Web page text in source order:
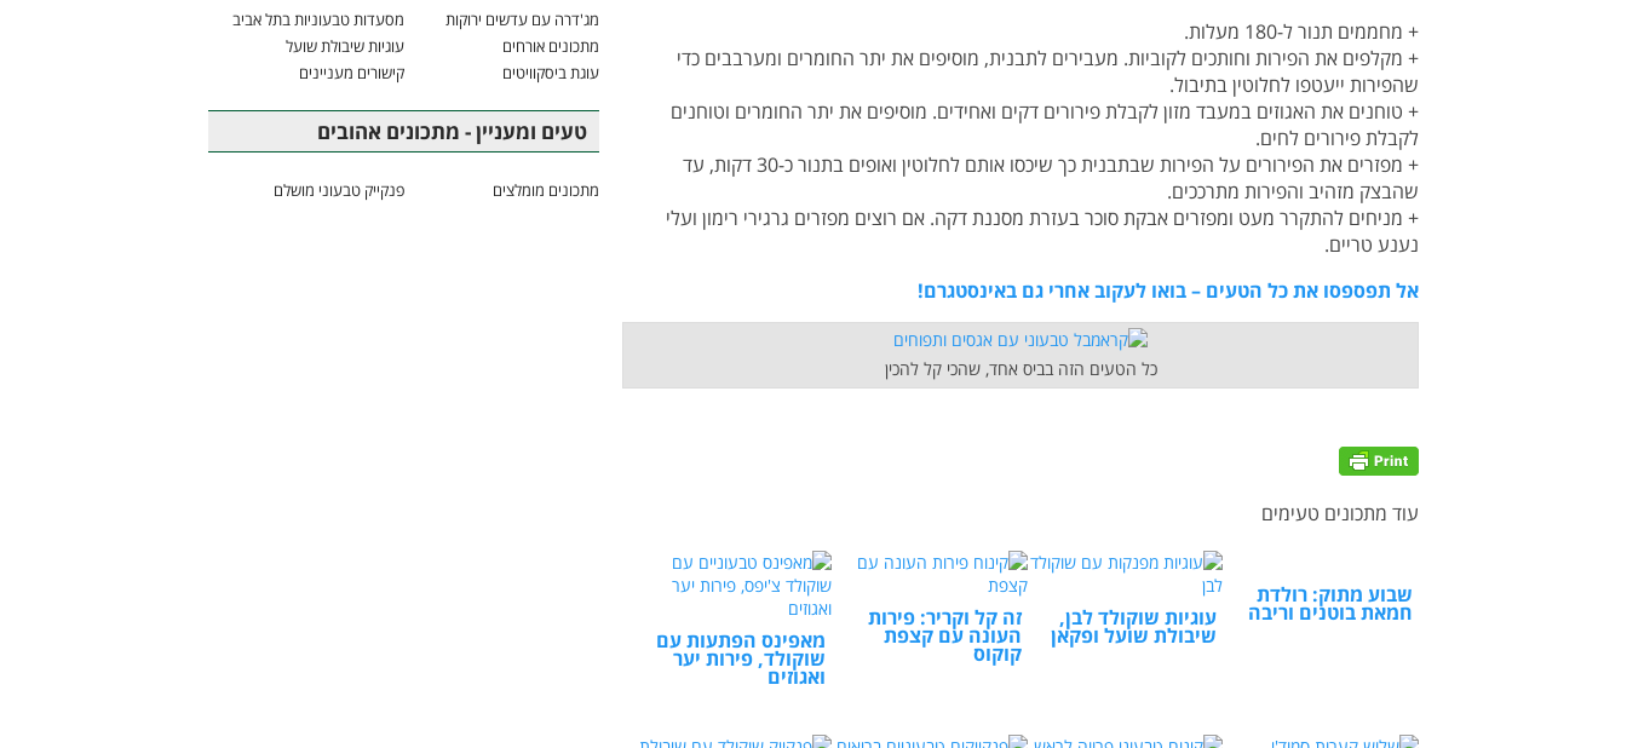
+ מחממים תנור ל-180 מעלות.
+ מקלפים את הפירות וחותכים לקוביות. מעבירים לתבנית, מוסיפים את יתר החומרים ומערבבים כדי
שהפירות ייעטפו לחלוטין בתיבול.
+ טוחנים את האגוזים במעבד מזון לקבלת פירורים דקים ואחידים. מוסיפים את יתר החומרים וטוחנים
לקבלת פירורים לחים.
+ מפזרים את הפירורים על הפירות שבתבנית כך שיכסו אותם לחלוטין ואופים בתנור כ-30 דקות, עד
שהבצק מזהיב והפירות מתרככים.
+ מניחים להתקרר מעט ומפזרים אבקת סוכר בעזרת מסננת דקה. אם רוצים מפזרים גרגירי רימון ועלי
נענע טריים.
אל תפספסו את כל הטעים – בואו לעקוב אחרי גם באינסטגרם!
כל הטעים הזה בביס אחד, שהכי קל להכין
עוד מתכונים טעימים
שבוע מתוק: רולדת
חמאת בוטנים וריבה עוגיות שוקולד לבן,
שיבולת שועל ופקאן
זה קל וקריר: פירות
העונה עם קצפת
קוקוס מאפינס הפתעות עם
שוקולד, פירות יער
ואגוזים
מג'דרה עם עדשים ירוקות
מסעדות טבעוניות בתל אביב
מתכונים אורחים
עוגיות שיבולת שועל
עוגת ביסקוויטים
קישורים מעניינים
טעים ומעניין - מתכונים אהובים
מתכונים מומלצים פנקייק טבעוני מושלם